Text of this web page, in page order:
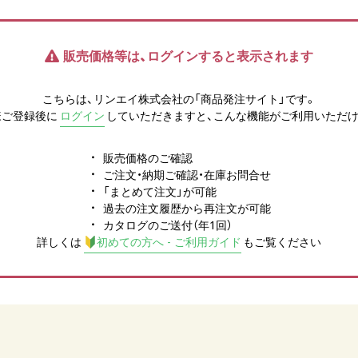
販売価格等は、ログインすると表示されます
こちらは、リンエイ株式会社の「商品発注サイト」です。
登録後に ログイン していただきますと、こんな機能がご利用いただ
販売価格のご確認
ご注文・納期ご確認・在庫お問合せ
「まとめて注文」が可能
過去の注文履歴から再注文が可能
カタログのご送付（年1回）
詳しくは
初めての方へ - ご利用ガイド もご覧ください